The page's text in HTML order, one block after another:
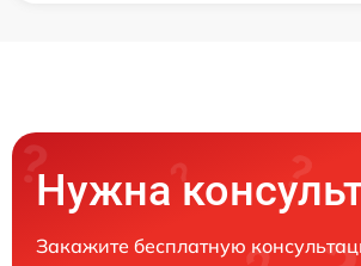
Нужна
Закажите бесплатную